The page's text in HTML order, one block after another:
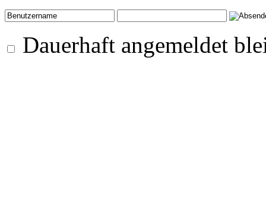
Dauerhaft angemeldet